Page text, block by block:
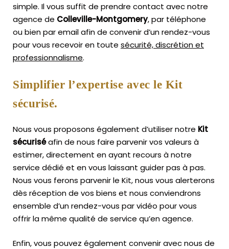
simple. Il vous suffit de prendre contact avec notre
agence de Colleville-Montgomery, par téléphone
ou bien par email afin de convenir d’un rendez-vous
pour vous recevoir en toute sécurité, discrétion et
professionnalisme.
Simplifier l’expertise avec le Kit
sécurisé.
Nous vous proposons également d’utiliser notre Kit
sécuriséafin de nous faire parvenir vos valeurs à
estimer, directement en ayant recours à notre
service dédié et en vous laissant guider pas à pas.
Nous vous ferons parvenir le Kit, nous vous alerterons
dès réception de vos biens et nous conviendrons
ensemble d’un rendez-vous par vidéo pour vous
offrir la même qualité de service qu’en agence.
Enfin, vous pouvez également convenir avec nous de